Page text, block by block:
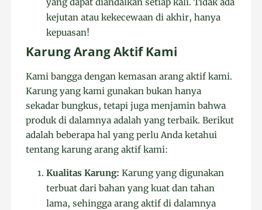
kejutan atau kekecewaan di akhir, hanya
kepuasan!
Karung Arang Aktif Kami
Kami bangga dengan kemasan arang aktif kami.
Karung yang kami gunakan bukan hanya
sekadar bungkus, tetapi juga menjamin bahwa
produk di dalamnya adalah yang terbaik. Berikut
adalah beberapa hal yang perlu Anda ketahui
tentang karung arang aktif kami:
Kualitas Karung: Karung yang digunakan
terbuat dari bahan yang kuat dan tahan
lama, sehingga arang aktif di dalamnya